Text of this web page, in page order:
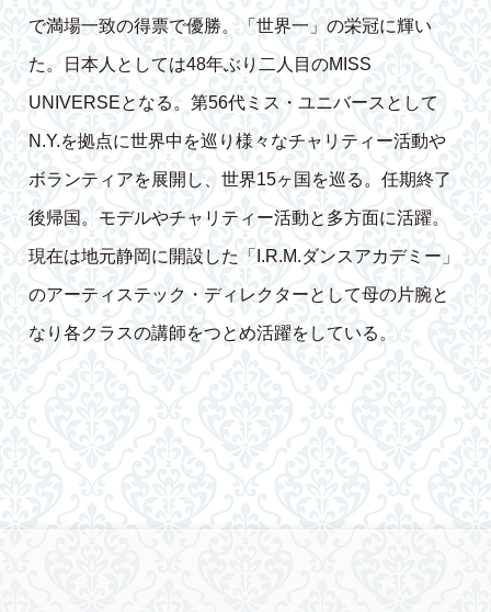
で満場一致の得票で優勝。「世界一」の栄冠に輝い
た。日本人としては48年ぶり二人目のMISS
UNIVERSEとなる。第56代ミス・ユニバースとして
N.Y.を拠点に世界中を巡り様々なチャリティー活動や
ボランティアを展開し、世界15ヶ国を巡る。任期終了
後帰国。モデルやチャリティー活動と多方面に活躍。
現在は地元静岡に開設した「I.R.M.ダンスアカデミー」
のアーティステック・ディレクターとして母の片腕と
なり各クラスの講師をつとめ活躍をしている。